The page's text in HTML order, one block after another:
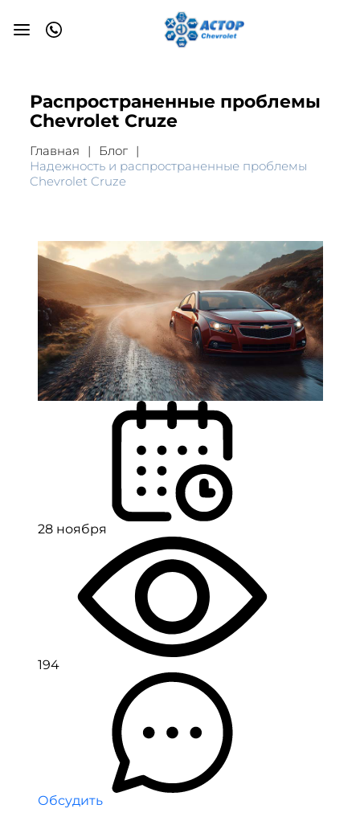
Распространенные проблемы
Chevrolet Cruze
Главная
Блог
Надежность и распространенные проблемы
Chevrolet Cruze
28 ноября
194
Обсудить